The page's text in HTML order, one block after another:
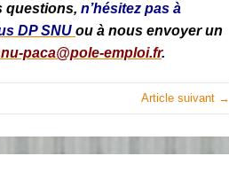
questions, n’hésitez pas à
DP SNU ou à nous envoyer un
paca@pole-emploi.fr.
Article suivant →